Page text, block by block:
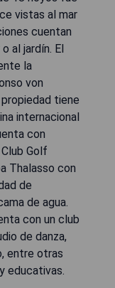
vistas al mar
cuentan
al jardín. El
la
von
tiene
internacional
con
Golf
Thalasso con
de
de agua.
con un club
de danza,
entre otras
educativas.